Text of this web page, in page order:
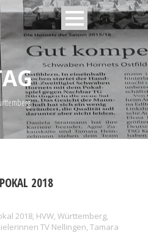
2018
2018, HVW, Württemberg,
TV Nellingen, Tamara